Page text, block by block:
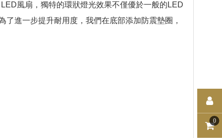
風扇，獨特的環狀燈光效果不僅優於一般的LED
進一步提升耐用度，我們在底部添加防震墊圈，
0